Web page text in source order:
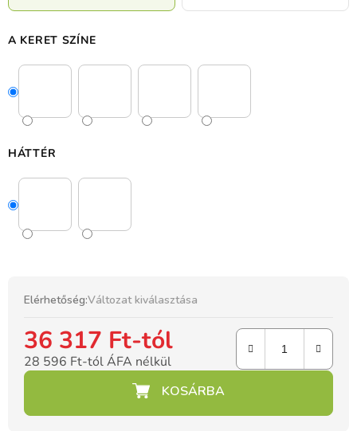
A KERET SZÍNE
HÁTTÉR
Elérhetőség:Változat kiválasztása
36 317 Ft-tól
28 596 Ft-tól ÁFA nélkül
Egységár: